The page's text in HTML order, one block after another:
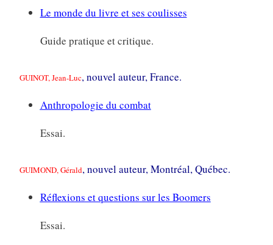
Le monde du livre et ses coulisses
Guide pratique et critique.
GUINOT, Jean-Luc, nouvel auteur, France.
Anthropologie du combat
Essai.
GUIMOND, Gérald, nouvel auteur, Montréal, Québec.
Réflexions et questions sur les Boomers
Essai.